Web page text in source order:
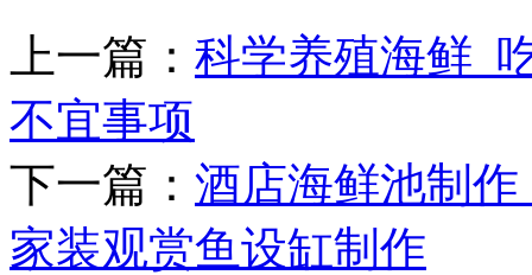
上一篇： 科学养殖海鲜_
不宜事项
下一篇： 酒店海鲜池制
家装观赏鱼设缸制作